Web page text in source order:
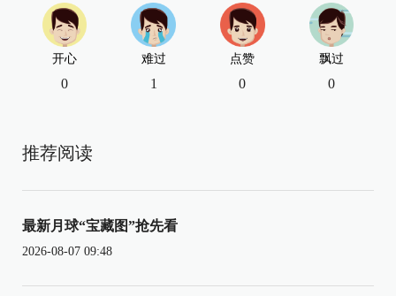
开心
0
难过
1
点赞
0
飘过
0
推荐阅读
最新月球“宝藏图”抢先看
2026-08-07 09:48